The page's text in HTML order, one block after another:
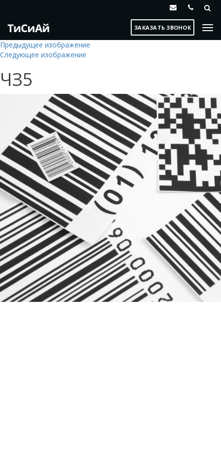
ЗАКАЗАТЬ ЗВОНОК
Предыдущее изображение
Следующее изображение
ЧЗ5